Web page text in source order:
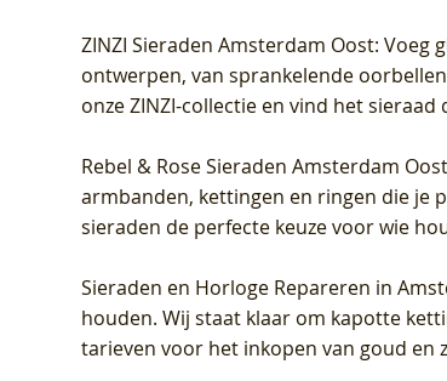
ZINZI Sieraden Amsterdam Oost: Voeg
ontwerpen, van sprankelende
onze ZINZI-collectie en vind het
Rebel & Rose Sieraden Amsterdam Oost
armbanden, kettingen en ringen die je
sieraden de perfecte keuze voor wie
Sieraden en Horloge Repareren in
houden. Wij staat klaar om kapotte
tarieven voor het inkopen van goud en